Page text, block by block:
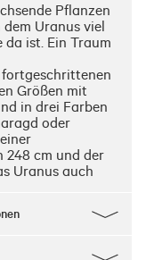
Pflanzen
Uranus viel
da ist. Ein Traum
Größen mit
in drei Farben
oder
248 cm und der
Uranus auch
(HKP)
bestehen aus